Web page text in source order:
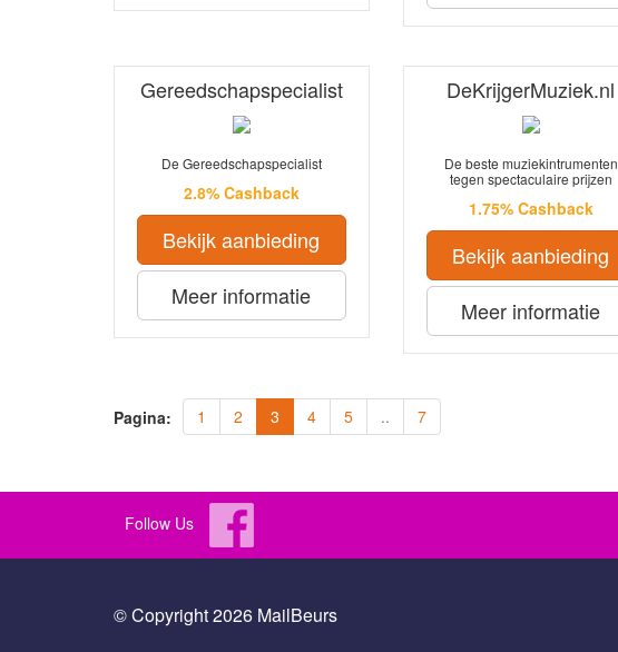
Gereedschapspecialist
De Gereedschapspecialist
2.8% Cashback
Bekijk aanbieding
Meer informatie
DeKrijgerMuziek.nl
De beste muziekintrumenten
tegen spectaculaire prijzen
1.75% Cashback
Bekijk aanbieding
Meer informatie
Pagina: 1 2 3 4 5 .. 7
Follow Us
© Copyright 2026 MailBeurs